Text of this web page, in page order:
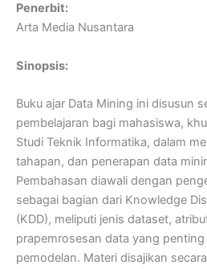
Penerbit:
Arta Media Nusantara
Sinopsis:
Buku ajar Data Mining ini disusun
pembelajaran bagi mahasiswa,
Studi Teknik Informatika, dalam
tahapan, dan penerapan data
Pembahasan diawali dengan
sebagai bagian dari Knowledge
(KDD), meliputi jenis dataset,
prapemrosesan data yang
pemodelan. Materi disajikan